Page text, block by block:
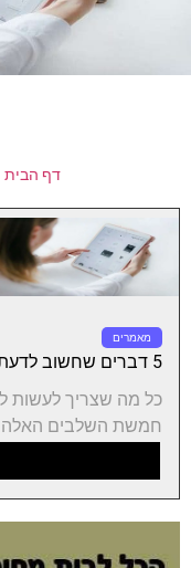
דף הבית
מאמרים
5 דברים שחשוב לדעת לפני שמתחילים פיתוח מוצר חדש
כל מה שצריך לעשות
חמשת השלבים האלה